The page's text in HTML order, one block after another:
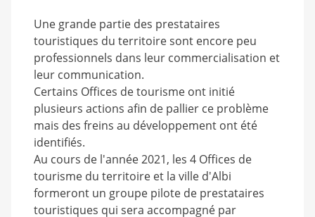
Une grande partie des prestataires
touristiques du territoire sont encore peu
professionnels dans leur commercialisation et
leur communication.
Certains Offices de tourisme ont initié
plusieurs actions afin de pallier ce problème
mais des freins au développement ont été
identifiés.
Au cours de l'année 2021, les 4 Offices de
tourisme du territoire et la ville d'Albi
formeront un groupe pilote de prestataires
touristiques qui sera accompagné par